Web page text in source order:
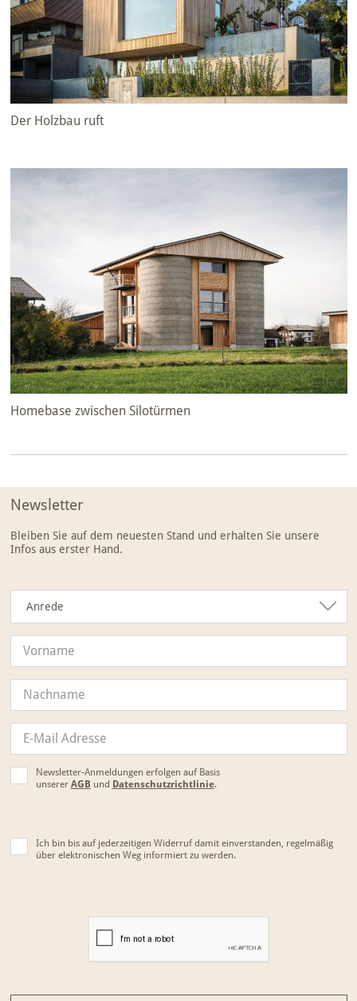
Der Holzbau ruft
Homebase zwischen Silotürmen
Newsletter
Bleiben Sie auf dem neuesten Stand und erhalten Sie unsere
Infos aus erster Hand.
Anrede
Newsletter-Anmeldungen erfolgen auf Basis
unserer AGB und Datenschutzrichtlinie.
Ich bin bis auf jederzeitigen Widerruf damit einverstanden, regelmäßig
über elektronischen Weg informiert zu werden.